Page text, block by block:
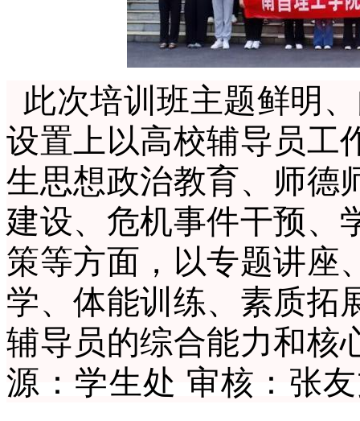
此次培训班主题鲜明
设置上以高校辅导员工
生思想政治教育、师德
建设、危机事件干预、
策等方面，以专题讲座
学、体能训练、素质拓
辅导员的综合能力和核
源：学生处 审核：张